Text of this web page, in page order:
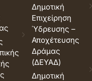
Δημοτική
Επιχείρηση
Ύδρευσης –
Αποχέτευσης
Δράμας
(ΔΕΥΑΔ)
Δημοτική